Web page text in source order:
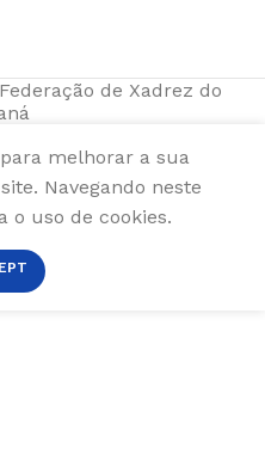
de Xadrez do
melhorar a sua
Navegando neste
o uso de cookies.